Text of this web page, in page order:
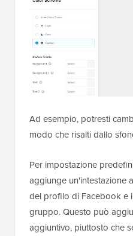
Ad esempio, potresti
modo che risalti dallo
Per impostazione
aggiunge un'intestazione
del profilo di Facebook e
gruppo. Questo può
aggiuntivo, piuttosto che